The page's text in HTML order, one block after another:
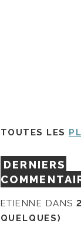
TOUTES LES
DERNIERS
ETIENNE DANS
QUELQUES)